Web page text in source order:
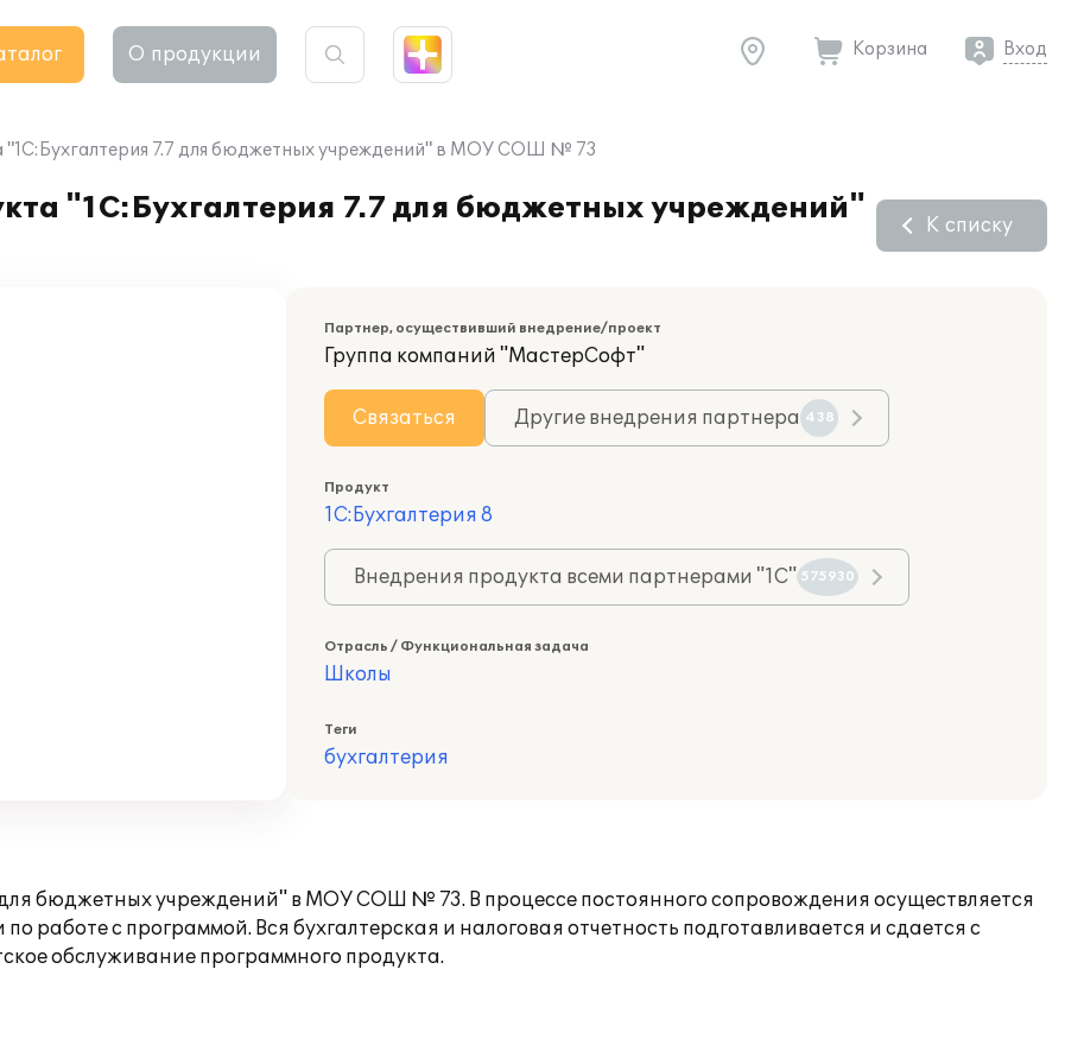
О продукции Корзина Вход
"1С:Бухгалтерия 7.7 для бюджетных учреждений" в МОУ СОШ № 73
"1С:Бухгалтерия 7.7 для бюджетных учреждений"
К списку
Партнер, осуществивший внедрение/проект
Группа компаний "МастерСофт"
Связаться Другие внедрения партнера 438
Продукт
1С:Бухгалтерия 8
Внедрения продукта всеми партнерами "1С" 575930
Отрасль / Функциональная задача
Школы
Теги
бухгалтерия
бюджетных учреждений" в МОУ СОШ № 73. В процессе постоянного сопровождения осуществляется
работе с программой. Вся бухгалтерская и налоговая отчетность подготавливается и сдается с
обслуживание программного продукта.